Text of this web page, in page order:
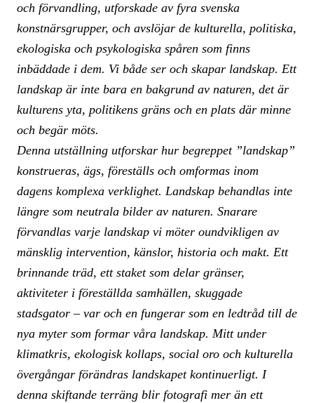
och förvandling, utforskade av fyra svenska
konstnärsgrupper, och avslöjar de kulturella, politiska,
ekologiska och psykologiska spåren som finns
inbäddade i dem. Vi både ser och skapar landskap. Ett
landskap är inte bara en bakgrund av naturen, det är
kulturens yta, politikens gräns och en plats där minne
och begär möts.
Denna utställning utforskar hur begreppet ”landskap”
konstrueras, ägs, föreställs och omformas inom
dagens komplexa verklighet. Landskap behandlas inte
längre som neutrala bilder av naturen. Snarare
förvandlas varje landskap vi möter oundvikligen av
mänsklig intervention, känslor, historia och makt. Ett
brinnande träd, ett staket som delar gränser,
aktiviteter i föreställda samhällen, skuggade
stadsgator – var och en fungerar som en ledtråd till de
nya myter som formar våra landskap. Mitt under
klimatkris, ekologisk kollaps, social oro och kulturella
övergångar förändras landskapet kontinuerligt. I
denna skiftande terräng blir fotografi mer än ett